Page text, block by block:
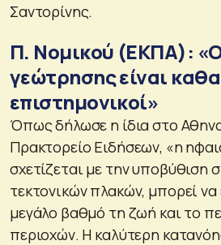
Σαντορίνης.
Π. Νομικού (ΕΚΠΑ):
γεώτρησης είναι
επιστημονικοί»
Όπως δήλωσε η ίδια στο
Πρακτορείο Ειδήσεων, «η
σχετίζεται με την υποβύθιση
τεκτονικών πλακών, μπορεί
μεγάλο βαθμό τη ζωή και το
περιοχών. Η καλύτερη